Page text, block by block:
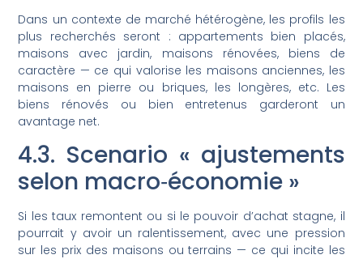
Dans un contexte de marché hétérogène, les profils les
plus recherchés seront : appartements bien placés,
maisons avec jardin, maisons rénovées, biens de
caractère — ce qui valorise les maisons anciennes, les
maisons en pierre ou briques, les longères, etc. Les
biens rénovés ou bien entretenus garderont un
avantage net.
4.3. Scenario « ajustements
selon macro‑économie »
Si les taux remontent ou si le pouvoir d’achat stagne, il
pourrait y avoir un ralentissement, avec une pression
sur les prix des maisons ou terrains — ce qui incite les